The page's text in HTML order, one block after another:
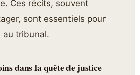
Ces récits, souvent
sont essentiels pour
au tribunal.
dans la quête de justice